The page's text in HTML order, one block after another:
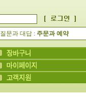
질문과 대답 : 주문과 예약